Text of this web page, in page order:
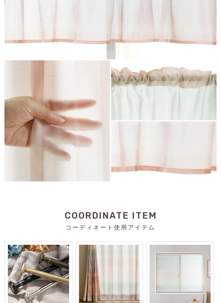
COORDINATE ITEM
コーディネート使用アイテム